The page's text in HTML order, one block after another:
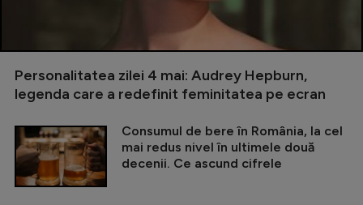
Personalitatea zilei 4 mai: Audrey Hepburn,
legenda care a redefinit feminitatea pe ecran
Consumul de bere în România, la cel
mai redus nivel în ultimele două
decenii. Ce ascund cifrele